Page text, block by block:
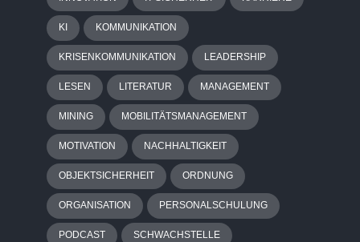
KI KOMMUNIKATION
KRISENKOMMUNIKATION LEADERSHIP
LESEN LITERATUR MANAGEMENT
MINING MOBILITÄTSMANAGEMENT
MOTIVATION NACHHALTIGKEIT
OBJEKTSICHERHEIT ORDNUNG
ORGANISATION PERSONALSCHULUNG
PODCAST SCHWACHSTELLE